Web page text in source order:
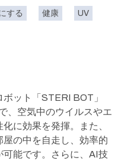
する 健康 UV
ット「STERI BOT」
、空気中のウイルスやエ
に効果を発揮。また、
の中を自走し、効率的
可能です。さらに、AI技